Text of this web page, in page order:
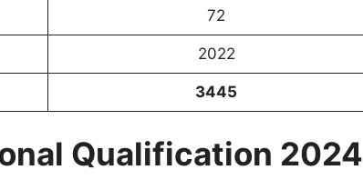
72
2022
3445
Qualification 2024